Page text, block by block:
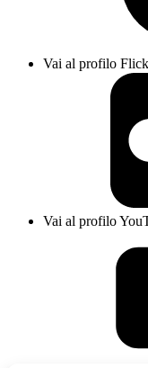
Vai al profilo
Vai al profilo